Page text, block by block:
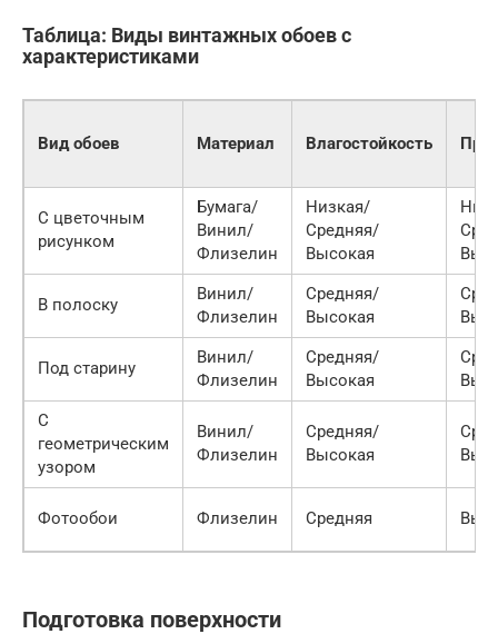
Таблица: Виды винтажных обоев с
характеристиками
Вид обоев Материал Влагостойкость
С цветочным
рисунком
Бумага/
Винил/
Флизелин
Низкая/
Средняя/
Высокая
В полоску
Винил/
Флизелин
Средняя/
Высокая
Под старину
Винил/
Флизелин
Средняя/
Высокая
С
геометрическим
узором
Винил/
Флизелин
Средняя/
Высокая
Фотообои Флизелин Средняя
Подготовка поверхности